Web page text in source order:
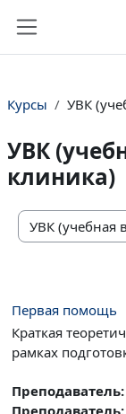
Курсы УВК
УВК
клиника)
Категории
Первая помощь
Краткая
рамках
Преподаватель:
Преподаватель: